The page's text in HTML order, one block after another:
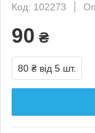
Код: 102273
90 ₴
80 ₴ від 5 шт.